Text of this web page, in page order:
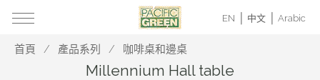
EN 中文 Arabic
首頁 產品系列 咖啡桌和邊桌
Millennium Hall table